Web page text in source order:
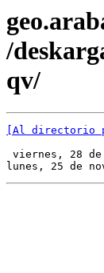
/
qv/
[Al directorio
viernes, 28
lunes, 25 de